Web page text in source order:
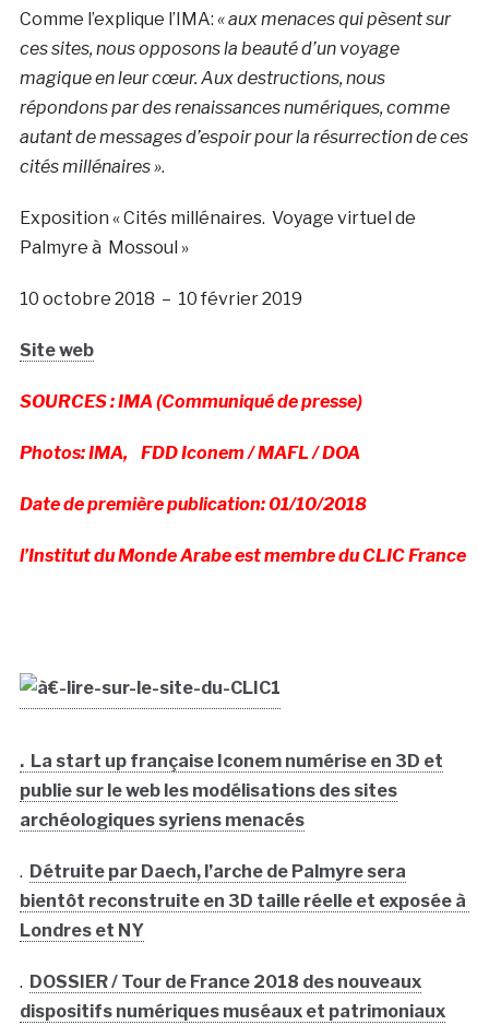
Comme l’explique l’IMA: « aux menaces qui pèsent sur
ces sites, nous opposons la beauté d’un voyage
magique en leur cœur. Aux destructions, nous
répondons par des renaissances numériques, comme
autant de messages d’espoir pour la résurrection de ces
cités millénaires ».
Exposition « Cités millénaires. Voyage virtuel de
Palmyre à Mossoul »
10 octobre 2018 – 10 février 2019
Site web
SOURCES : IMA (Communiqué de presse)
Photos: IMA, FDD Iconem / MAFL / DOA
Date de première publication: 01/10/2018
l’Institut du Monde Arabe est membre du CLIC France
. La start up française Iconem numérise en 3D et
publie sur le web les modélisations des sites
archéologiques syriens menacés
. Détruite par Daech, l’arche de Palmyre sera
bientôt reconstruite en 3D taille réelle et exposée à
Londres et NY
. DOSSIER / Tour de France 2018 des nouveaux
dispositifs numériques muséaux et patrimoniaux